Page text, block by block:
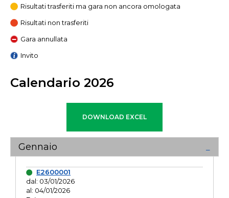
Risultati trasferiti ma gara non ancora omologata
Risultati non trasferiti
Gara annullata
Invito
Calendario 2026
Gennaio
E2600001
dal: 03/01/2026
al: 04/01/2026